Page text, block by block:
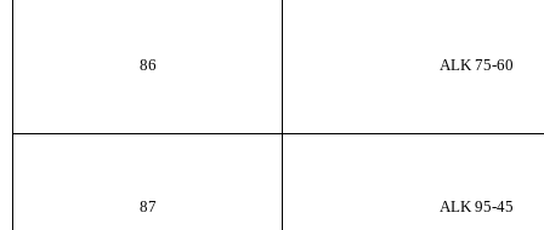
86 ALK 75-60
87 ALK 95-45